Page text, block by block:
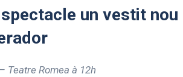
un vestit nou
Teatre Romea à 12h